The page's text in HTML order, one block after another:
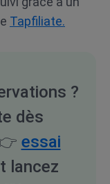
Tapfiliate.
?
dès
essai
lancez